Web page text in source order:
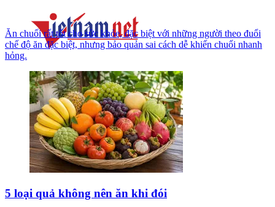
Ăn chuối rất tốt cho sức khỏe, đặc biệt với những người theo đuổi
chế độ ăn đặc biệt, nhưng bảo quản sai cách dễ khiến chuối nhanh
hỏng.
5 loại quả không nên ăn khi đói